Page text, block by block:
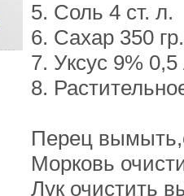
5. Соль 4 ст. л.
6. Сахар 350 гр.
7. Уксус 9%
8.
Перец
Морковь
Лук очистить